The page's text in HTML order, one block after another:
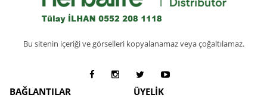
Bu sitenin içeriği ve görselleri kopyalanamaz veya çoğaltılamaz.
BAĞLANTILAR ÜYELİK